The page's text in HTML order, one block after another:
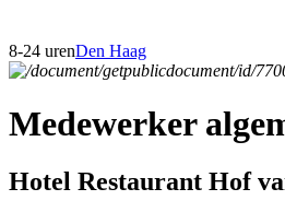
8-24 urenDen Haag
Medewerker
Hotel Restaurant Hof